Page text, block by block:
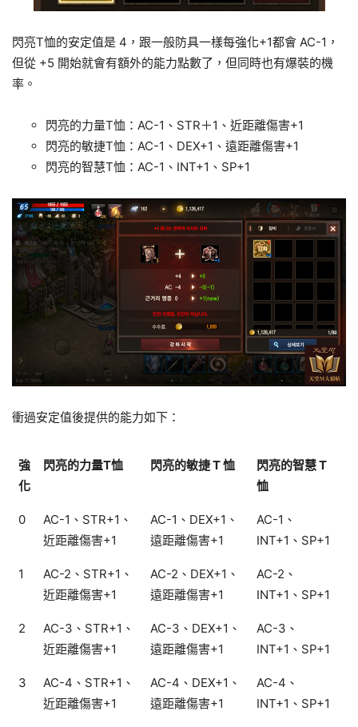
閃亮T恤的安定值是 4，跟一般防具一樣每強化+1都會 AC-1，
但從 +5 開始就會有額外的能力點數了，但同時也有爆裝的機
率。
閃亮的力量T恤：AC-1、STR＋1、近距離傷害+1
閃亮的敏捷T恤：AC-1、DEX+1、遠距離傷害+1
閃亮的智慧T恤：AC-1、INT+1、SP+1
衝過安定值後提供的能力如下：
強
化
閃亮的力量T恤 閃亮的敏捷 T 恤
閃亮的智慧 T
恤
0
AC-1、STR+1、
近距離傷害+1
AC-1、DEX+1、
遠距離傷害+1
AC-1、
INT+1、SP+1
1
AC-2、STR+1、
近距離傷害+1
AC-2、DEX+1、
遠距離傷害+1
AC-2、
INT+1、SP+1
2
AC-3、STR+1、
近距離傷害+1
AC-3、DEX+1、
遠距離傷害+1
AC-3、
INT+1、SP+1
3
AC-4、STR+1、
近距離傷害+1
AC-4、DEX+1、
遠距離傷害+1
AC-4、
INT+1、SP+1